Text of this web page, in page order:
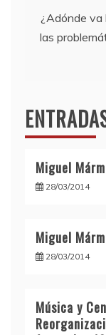
entradas
¿Adónde va
las
Miguel
28/03/2014
Miguel
28/03/2014
Música y